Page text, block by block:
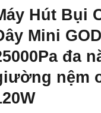
Hút Bụi
Mini
đa
nệm